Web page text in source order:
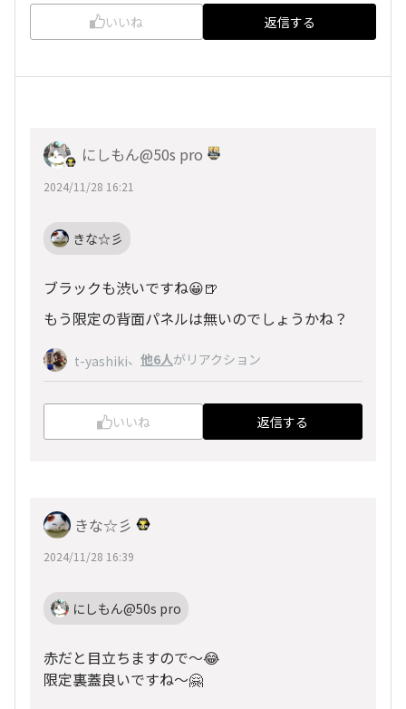
いいね 返信する
にしもん@50s pro
2024/11/28 16:21
きな☆彡
ブラックも渋いですね😀🍺
もう限定の背面パネルは無いのでしょうかね？
t-yashiki、 他6人がリアクション
いいね 返信する
きな☆彡
2024/11/28 16:39
にしもん@50s pro
赤だと目立ちますので〜😂
限定裏蓋良いですね〜🤗